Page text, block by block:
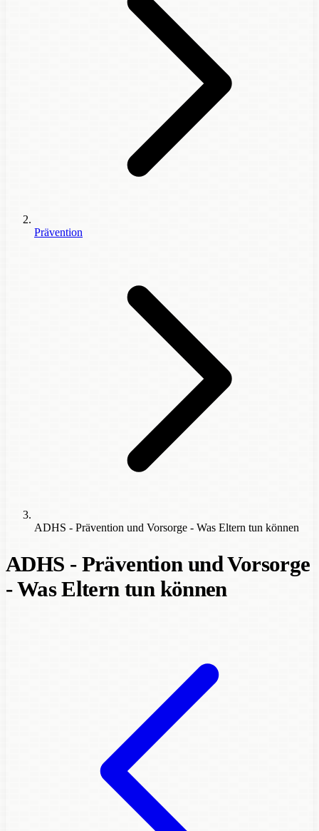
Prävention
ADHS - Prävention und Vorsorge - Was Eltern tun können
ADHS - Prävention und Vorsorge
- Was Eltern tun können